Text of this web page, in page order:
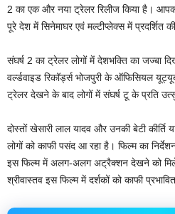
2 का एक और नया ट्रेलर रिलीज किया है।
पूरे देश में सिनेमाघर एवं मल्टीप्लेक्स में प्रदर्शित
संघर्ष 2 का ट्रेलर लोगों में देशभक्ति का जज्बा
वर्ल्डवाइड रिकॉर्ड्स भोजपुरी के ऑफिसियल
ट्रेलर देखने के बाद लोगों में संघर्ष टू के प्रति
दोस्तों खेसारी लाल यादव और उनकी बेटी कीर्ति
लोगों को काफी पसंद आ रहा है। फिल्म का
इस फिल्म में अलग-अलग अट्रैक्शन देखने को
श्रीवास्तव इस फिल्म में दर्शकों को काफी